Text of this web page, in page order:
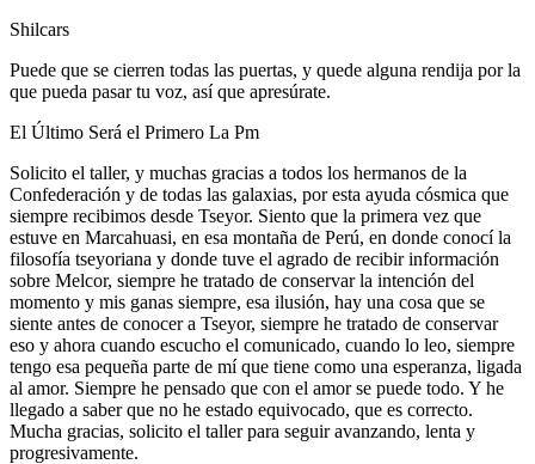
Shilcars
Puede que se cierren todas las puertas, y quede alguna rendija por la
que pueda pasar tu voz, así que apresúrate.
El Último Será el Primero La Pm
Solicito el taller, y muchas gracias a todos los hermanos de la
Confederación y de todas las galaxias, por esta ayuda cósmica que
siempre recibimos desde Tseyor. Siento que la primera vez que
estuve en Marcahuasi, en esa montaña de Perú, en donde conocí la
filosofía tseyoriana y donde tuve el agrado de recibir información
sobre Melcor, siempre he tratado de conservar la intención del
momento y mis ganas siempre, esa ilusión, hay una cosa que se
siente antes de conocer a Tseyor, siempre he tratado de conservar
eso y ahora cuando escucho el comunicado, cuando lo leo, siempre
tengo esa pequeña parte de mí que tiene como una esperanza, ligada
al amor. Siempre he pensado que con el amor se puede todo. Y he
llegado a saber que no he estado equivocado, que es correcto.
Mucha gracias, solicito el taller para seguir avanzando, lenta y
progresivamente.